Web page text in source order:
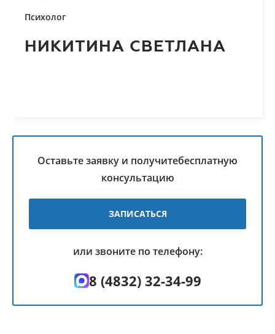
Психолог
НИКИТИНА СВЕТЛАНА
Оставьте заявку и получитебесплатную
консультацию
ЗАПИСАТЬСЯ
или звоните по телефону:
8 (4832) 32-34-99